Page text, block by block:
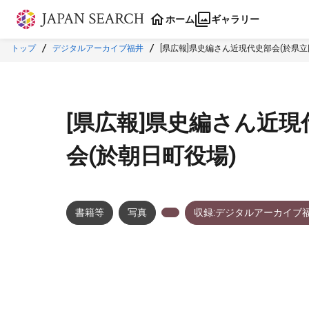
本文に飛ぶ
ホーム ギャラリー
トップ デジタルアーカイブ福井 [県広報]県史編さん近現代史部会(於県
[県広報]県史編さん近
会(於朝日町役場)
書籍等 写真 収録:デジタルアーカイブ